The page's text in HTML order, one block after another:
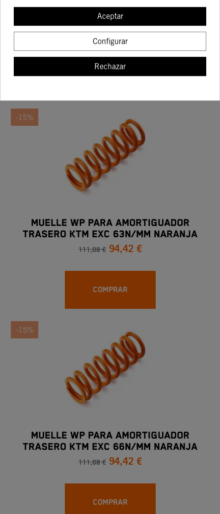
MUELLE WP PARA AMORTIGUADOR
TRASERO KTM EXC 69N/MM NARANJA
111,08 € 94,42 €
COMPRAR
-15%
MUELLE WP PARA AMORTIGUADOR
TRASERO KTM EXC 63N/MM NARANJA
111,08 € 94,42 €
COMPRAR
-15%
MUELLE WP PARA AMORTIGUADOR
TRASERO KTM EXC 66N/MM NARANJA
111,08 € 94,42 €
COMPRAR
Aceptar
Configurar
Rechazar